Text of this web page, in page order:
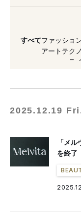
#天然
すべてファッショ
アート テク
ラ
2025.12.19
「メ
を終了